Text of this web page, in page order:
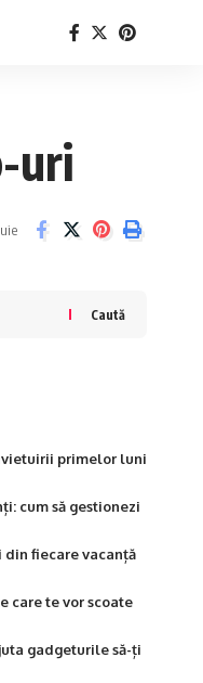
uri
Caută
primelor luni
cum să gestionezi
din fiecare vacanță
care te vor scoate
gadgeturile să-ți